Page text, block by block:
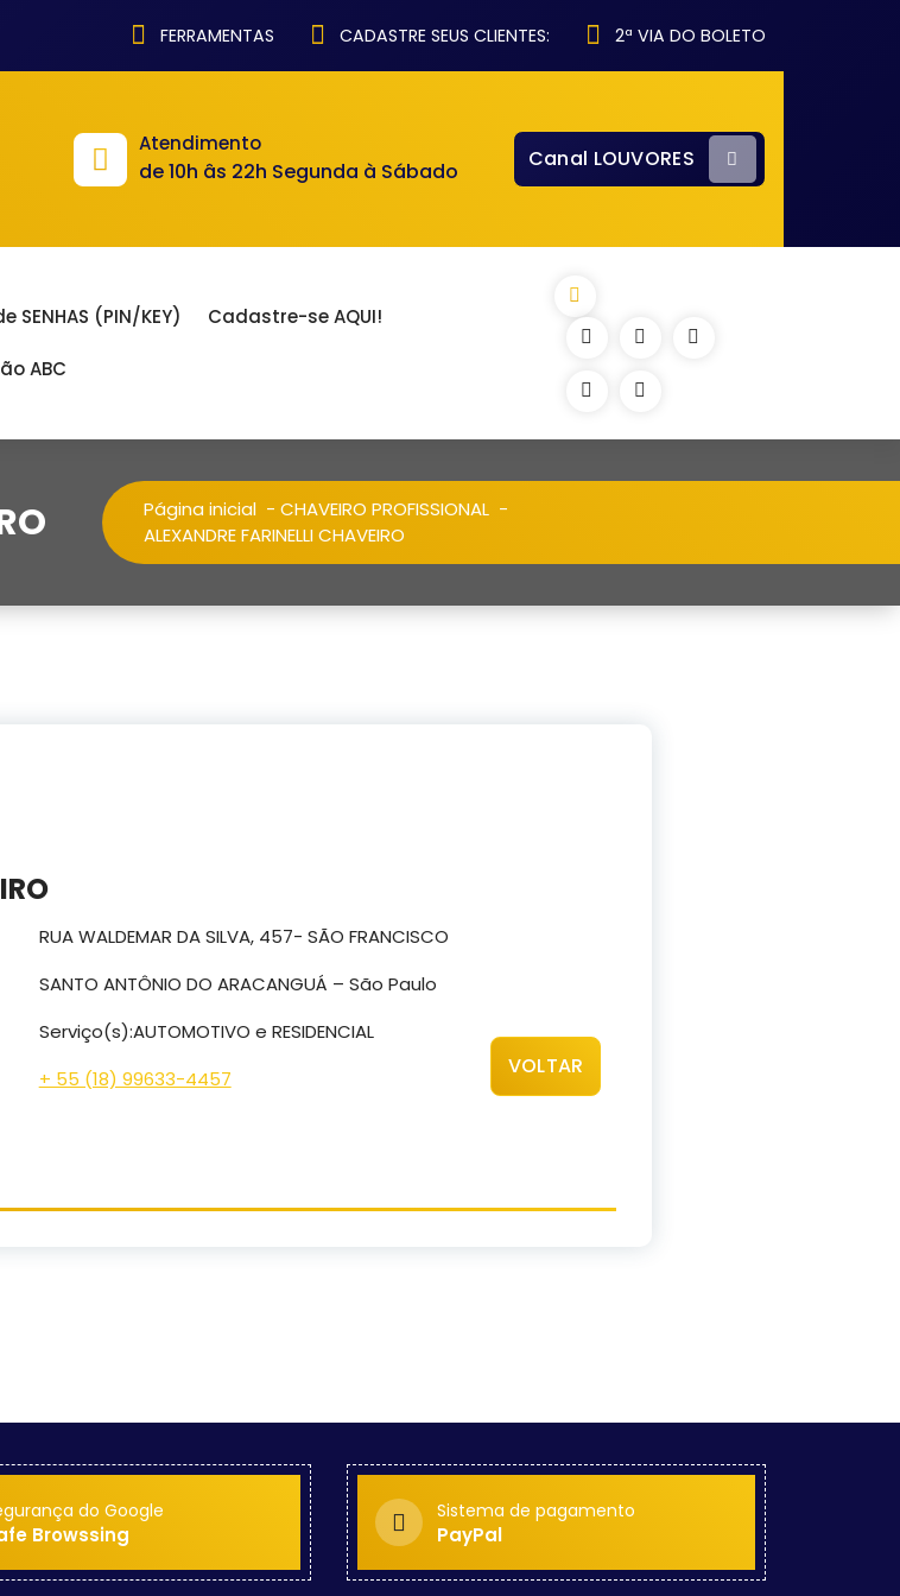
FERRAMENTAS CADASTRE SEUS CLIENTES: 2ª VIA DO BOLETO
Atendimento
de 10h âs 22h Segunda à Sábado Canal LOUVORES
SENHAS (PIN/KEY) Cadastre-se AQUI!
ABC
Página inicial - CHAVEIRO PROFISSIONAL -
ALEXANDRE FARINELLI CHAVEIRO
RUA WALDEMAR DA SILVA, 457- SÃO FRANCISCO
SANTO ANTÔNIO DO ARACANGUÁ – São Paulo
Serviço(s):AUTOMOTIVO e RESIDENCIAL
+ 55 (18) 99633-4457
VOLTAR
do Google
Browssing
Sistema de pagamento
PayPal